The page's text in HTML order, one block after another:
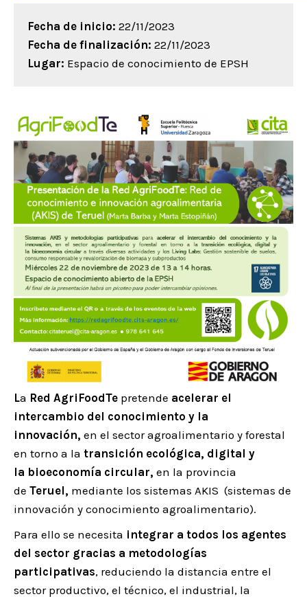
Fecha de inicio: 22/11/2023
Fecha de finalización: 22/11/2023
Lugar: Espacio de conocimiento de EPSH
La Red AgriFoodTe pretende acelerar el
intercambio del conocimiento y la
innovación, en el sector agroalimentario y forestal
en torno a la transición ecológica, digital y
la bioeconomía circular, en la provincia
de Teruel, mediante los sistemas AKIS (sistemas de
innovación y conocimiento agroalimentario).
Para ello se necesita integrar a todos los agentes
del sector gracias a metodologías
participativas, reduciendo la distancia entre el
sector productivo, el técnico, el industrial, la